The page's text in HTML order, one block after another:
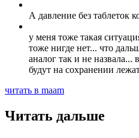
А давление без таблеток
у меня тоже такая
тоже нигде нет... что
аналог так и не
будут на сохранении
читать в maam
Читать дальше